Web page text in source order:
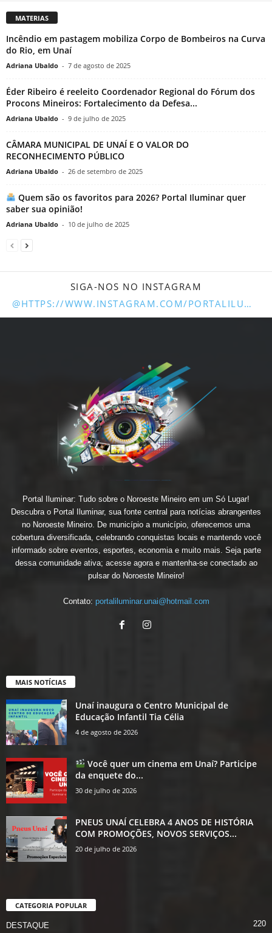
MATERIAS
Incêndio em pastagem mobiliza Corpo de Bombeiros na Curva
do Rio, em Unaí
Adriana Ubaldo - 7 de agosto de 2025
Éder Ribeiro é reeleito Coordenador Regional do Fórum dos
Procons Mineiros: Fortalecimento da Defesa...
Adriana Ubaldo - 9 de julho de 2025
CÂMARA MUNICIPAL DE UNAÍ E O VALOR DO
RECONHECIMENTO PÚBLICO
Adriana Ubaldo - 26 de setembro de 2025
Quem são os favoritos para 2026? Portal Iluminar quer
saber sua opinião!
Adriana Ubaldo - 10 de julho de 2025
SIGA-NOS NO INSTAGRAM
@HTTPS://WWW.INSTAGRAM.COM/PORTALILUMINARUNAI/
Portal Iluminar: Tudo sobre o Noroeste Mineiro em um Só Lugar!
Descubra o Portal Iluminar, sua fonte central para notícias abrangentes
no Noroeste Mineiro. De município a município, oferecemos uma
cobertura diversificada, celebrando conquistas locais e mantendo você
informado sobre eventos, esportes, economia e muito mais. Seja parte
dessa comunidade ativa; acesse agora e mantenha-se conectado ao
pulsar do Noroeste Mineiro!
Contato: portaliluminar.unai@hotmail.com
MAIS NOTÍCIAS
Unaí inaugura o Centro Municipal de
Educação Infantil Tia Célia
4 de agosto de 2026
Você quer um cinema em Unaí? Participe
da enquete do...
30 de julho de 2026
PNEUS UNAÍ CELEBRA 4 ANOS DE HISTÓRIA
COM PROMOÇÕES, NOVOS SERVIÇOS...
20 de julho de 2026
CATEGORIA POPULAR
DESTAQUE 220